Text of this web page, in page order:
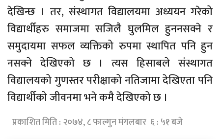
देखिन्छ । तर, संस्थागत विद्यालयमा अध्ययन गरेको
विद्यार्थीहरु समाजमा सजिलै घुलमिल हुननसक्ने र
समुदायमा सफल व्यक्तिको रुपमा स्थापित पनि हुन
नसक्ने देखिएको छ । त्यस हिसाबले संस्थागत
विद्यालयको गुणस्तर परीक्षाको नतिजामा देखिएता पनि
विद्यार्थीको जीवनमा भने कमै देखिएको छ ।
प्रकाशित मिति : २०७४, ८ फाल्गुन मंगलबार ६ : ५१ बजे